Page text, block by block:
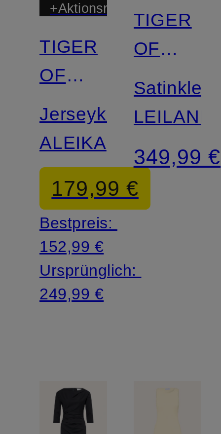
+Aktionsrabatt
TIGER
OF
SWEDEN
Jerseykleid
ALEIKA
179,99 €
Bestpreis:
152,99 €
Ursprünglich:
249,99 €
TIGER
OF
SWEDEN
Satinkleid
LEILANI
349,99 €